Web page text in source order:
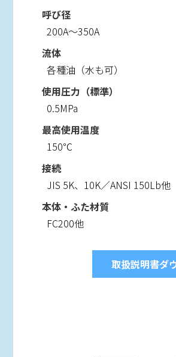
呼び径
200A～350A
流体
各種油（水も可）
使用圧力（標準）
0.5MPa
最高使用温度
150℃
接続
JIS 5K、10K／ANSI 150Lb他
本体・ふた材質
FC200他
取扱説明書ダ